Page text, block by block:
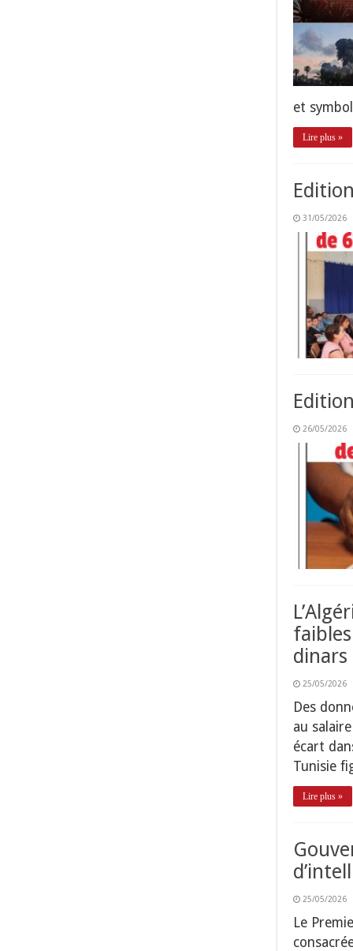
et
Lire plus »
31/05/2026
26/05/2026
dinars
25/05/2026
Des
au
écart
Tunisie
Lire plus »
25/05/2026
Le